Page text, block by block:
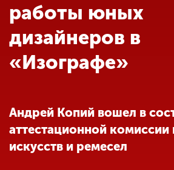
Обучение
Наука
Международная
деятельность
работы юных
дизайнеров в
«Изографе»
Андрей Копий вошел в
аттестационной
искусств и ремесел